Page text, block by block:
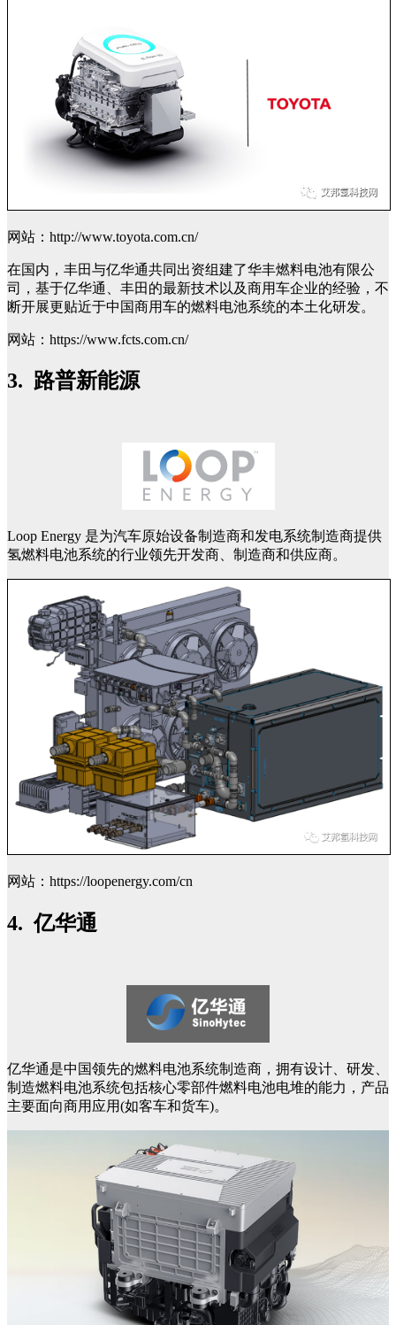
网站：http://www.toyota.com.cn/
在国内，丰田与亿华通共同出资组建了华丰燃料电池有限公
司，基于亿华通、丰田的最新技术以及商用车企业的经验，不
断开展更贴近于中国商用车的燃料电池系统的本土化研发。
网站：https://www.fcts.com.cn/
3. 路普新能源
Loop Energy 是为汽车原始设备制造商和发电系统制造商提供
氢燃料电池系统的行业领先开发商、制造商和供应商。
网站：https://loopenergy.com/cn
4. 亿华通
亿华通是中国领先的燃料电池系统制造商，拥有设计、研发、
制造燃料电池系统包括核心零部件燃料电池电堆的能力，产品
主要面向商用应用(如客车和货车)。